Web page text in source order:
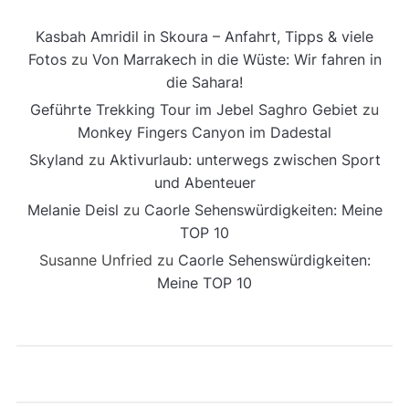
Kasbah Amridil in Skoura – Anfahrt, Tipps & viele
Fotoszu Von Marrakech in die Wüste: Wir fahren in
die Sahara!
Geführte Trekking Tour im Jebel Saghro Gebiet zu
Monkey Fingers Canyon im Dadestal
Skyland zu Aktivurlaub: unterwegs zwischen Sport
und Abenteuer
Melanie Deisl zu Caorle Sehenswürdigkeiten: Meine
TOP 10
Susanne Unfried zu Caorle Sehenswürdigkeiten:
Meine TOP 10